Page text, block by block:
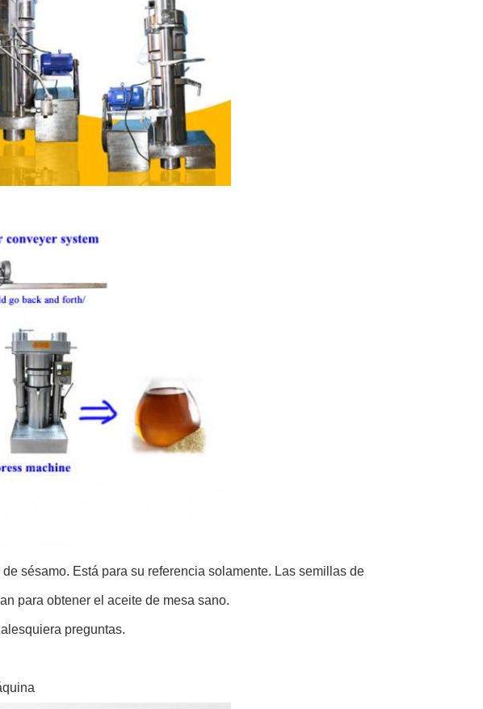
sésamo. Está para su referencia solamente. Las semillas de
para obtener el aceite de mesa sano.
preguntas.